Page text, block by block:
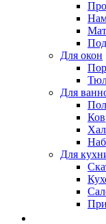
Для окон
Для
Для